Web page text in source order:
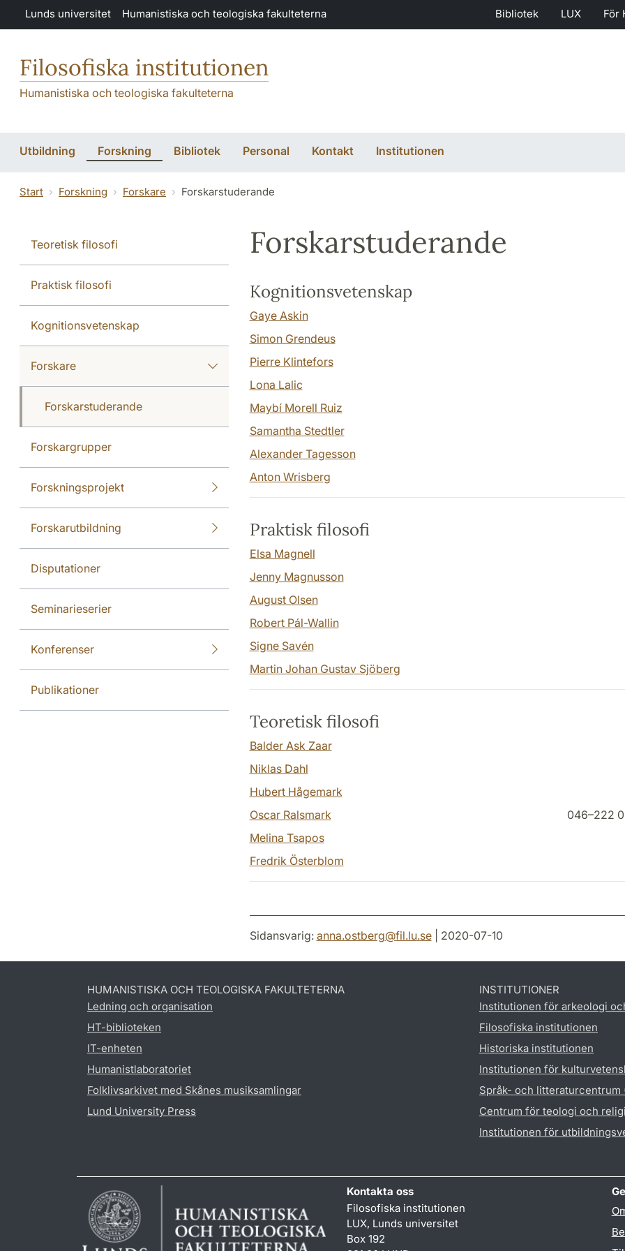
Hoppa till huvudinnehåll
Lunds universitet Humanistiska och teologiska fakulteterna Bibliotek LUX För
Filosofiska institutionen
Humanistiska och teologiska fakulteterna
Utbildning Forskning Bibliotek Personal Kontakt Institutionen
Start Forskning Forskare Forskarstuderande
Teoretisk filosofi
Praktisk filosofi
Kognitionsvetenskap
Forskare
Forskarstuderande
Forskargrupper
Forskningsprojekt
Forskarutbildning
Disputationer
Seminarieserier
Konferenser
Publikationer
Forskarstuderande
Kognitionsvetenskap
Gaye Askin
Simon Grendeus
Pierre Klintefors
Lona Lalic
Maybí Morell Ruiz
Samantha Stedtler
Alexander Tagesson
Anton Wrisberg
Praktisk filosofi
Elsa Magnell
Jenny Magnusson
August Olsen
Robert Pál-Wallin
Signe Savén
Martin Johan Gustav Sjöberg
Teoretisk filosofi
Balder Ask Zaar
Niklas Dahl
Hubert Hågemark
Oscar Ralsmark
046–222
Melina Tsapos
Fredrik Österblom
Sidansvarig: anna.ostberg@fil.lu.se| 2020-07-10
HUMANISTISKA OCH TEOLOGISKA FAKULTETERNA
Ledning och organisation
HT-biblioteken
IT-enheten
Humanistlaboratoriet
Folklivsarkivet med Skånes musiksamlingar
Lund University Press
INSTITUTIONER
Institutionen för arkeologi
Filosofiska institutionen
Historiska institutionen
Institutionen för
Språk- och litteraturcentrum
Centrum för teologi och
Institutionen för
Kontakta oss
Filosofiska institutionen
LUX, Lunds universitet
Box 192